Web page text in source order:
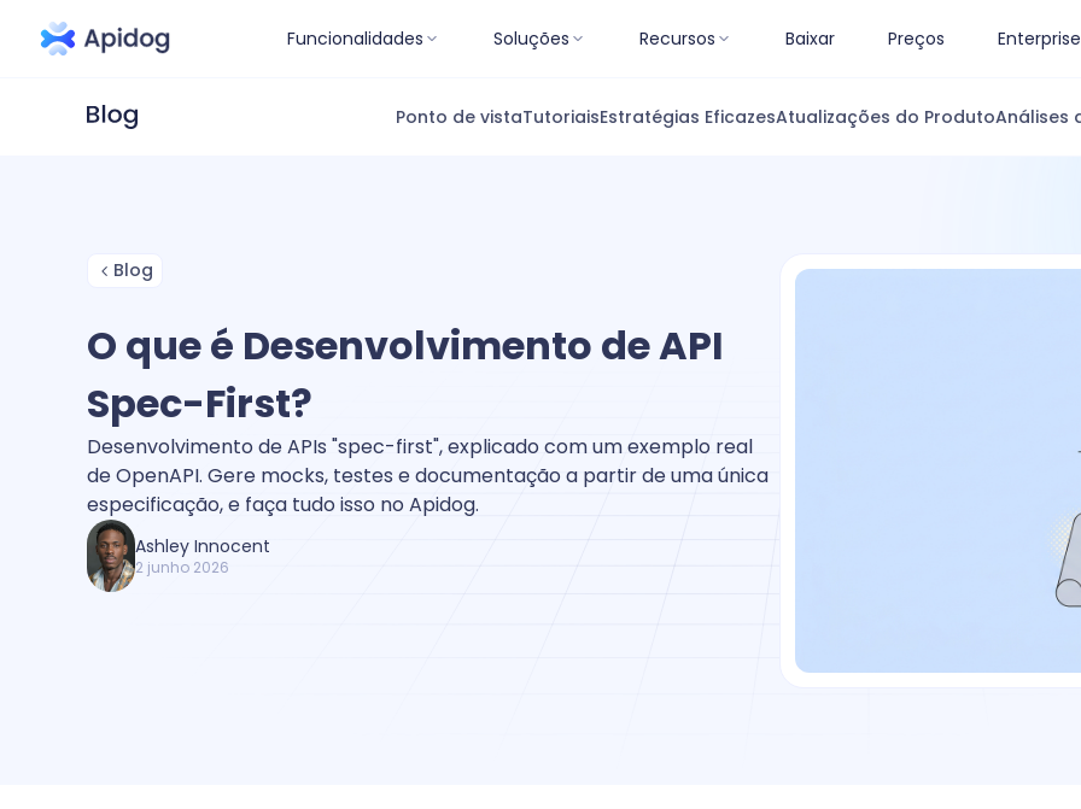
Funcionalidades Soluções Recursos Baixar Preços Enterprise
Ponto de vistaTutoriaisEstratégias EficazesAtualizações do ProdutoAnálises
Blog
O que é Desenvolvimento de API
Spec-First?
Desenvolvimento de APIs "spec-first", explicado com um exemplo real
de OpenAPI. Gere mocks, testes e documentação a partir de uma única
especificação, e faça tudo isso no Apidog.
Ashley Innocent
2 junho 2026